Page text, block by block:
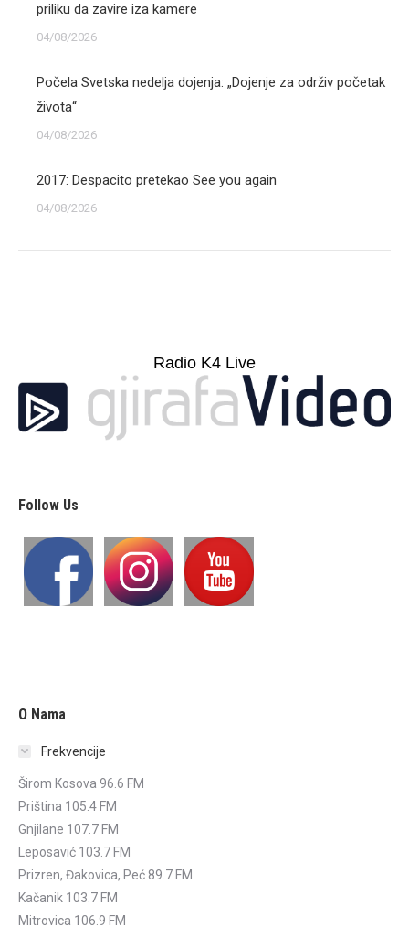
priliku da zavire iza kamere
04/08/2026
Počela Svetska nedelja dojenja: „Dojenje za održiv početak
života“
04/08/2026
2017: Despacito pretekao See you again
04/08/2026
Radio K4 Live
Follow Us
O Nama
Frekvencije
Širom Kosova 96.6 FM
Priština 105.4 FM
Gnjilane 107.7 FM
Leposavić 103.7 FM
Prizren, Đakovica, Peć 89.7 FM
Kačanik 103.7 FM
Mitrovica 106.9 FM